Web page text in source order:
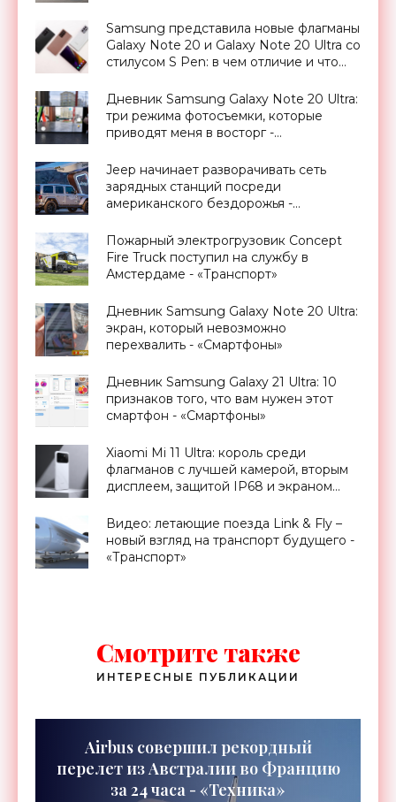
Samsung представила новые флагманы
Galaxy Note 20 и Galaxy Note 20 Ultra со
стилусом S Pen: в чем отличие и что
Дневник Samsung Galaxy Note 20 Ultra:
три режима фотосъемки, которые
приводят меня в восторг -
Jeep начинает разворачивать сеть
зарядных станций посреди
американского бездорожья -
Пожарный электрогрузовик Concept
Fire Truck поступил на службу в
Амстердаме - «Транспорт»
Дневник Samsung Galaxy Note 20 Ultra:
экран, который невозможно
перехвалить - «Смартфоны»
Дневник Samsung Galaxy 21 Ultra: 10
признаков того, что вам нужен этот
смартфон - «Смартфоны»
Xiaomi Mi 11 Ultra: король среди
флагманов с лучшей камерой, вторым
дисплеем, защитой IP68 и экраном
Видео: летающие поезда Link & Fly –
новый взгляд на транспорт будущего -
«Транспорт»
Смотрите также
ИНТЕРЕСНЫЕ ПУБЛИКАЦИИ
Airbus совершил рекордный
перелет из Австралии во Францию
за 24 часа - «Техника»